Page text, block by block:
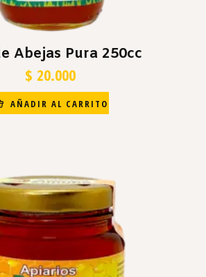
Abejas Pura 250cc
$ 20.000
AÑADIR AL CARRITO